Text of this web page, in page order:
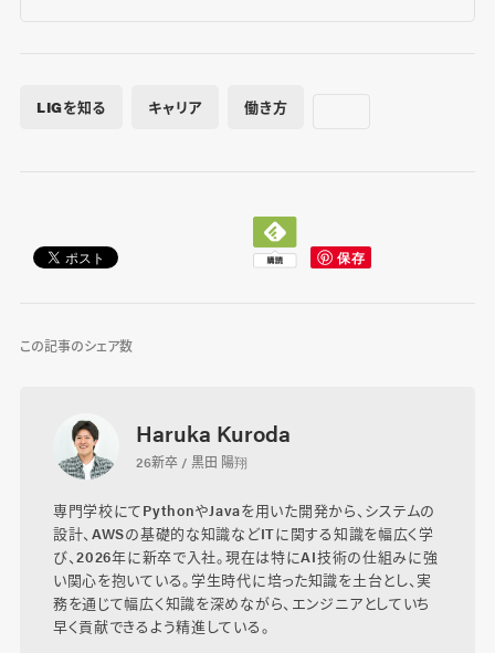
LIGを知る キャリア 働き方
この記事のシェア数
Haruka Kuroda
26新卒 / 黒田 陽翔
専門学校にてPythonやJavaを用いた開発から、システムの
設計、AWSの基礎的な知識などITに関する知識を幅広く学
び、2026年に新卒で入社。現在は特にAI技術の仕組みに強
い関心を抱いている。学生時代に培った知識を土台とし、実
務を通じて幅広く知識を深めながら、エンジニアとしていち
早く貢献できるよう精進している。